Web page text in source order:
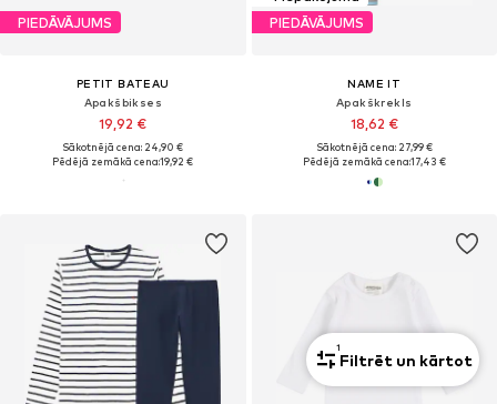
PIEDĀVĀJUMS
PETIT BATEAU
Apakšbikses
19,92 €
Sākotnējā cena: 24,90 €
Pēdējā zemākā cena:19,92 €
PIEDĀVĀJUMS
NAME IT
Apakškrekls
18,62 €
Sākotnējā cena: 27,99 €
Pēdējā zemākā cena:17,43 €
1
Filtrēt un kārtot